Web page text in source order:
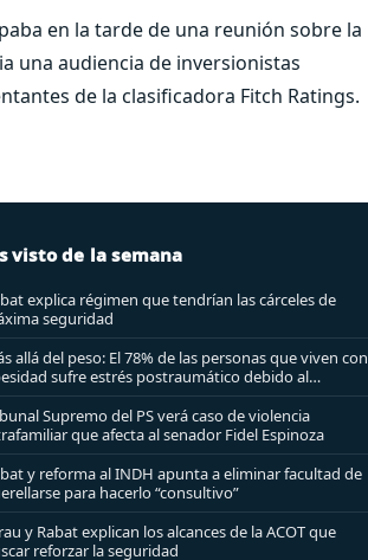
en la tarde de una reunión sobre la
una audiencia de inversionistas
de la clasificadora Fitch Ratings.
visto de la semana
explica régimen que tendrían las cárceles de
seguridad
allá del peso: El 78% de las personas que viven con
sufre estrés postraumático debido al
Supremo del PS verá caso de violencia
que afecta al senador Fidel Espinoza
y reforma al INDH apunta a eliminar facultad de
para hacerlo “consultivo”
y Rabat explican los alcances de la ACOT que
reforzar la seguridad